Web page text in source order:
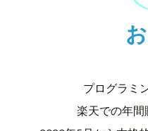
プログラミ
楽天での年間